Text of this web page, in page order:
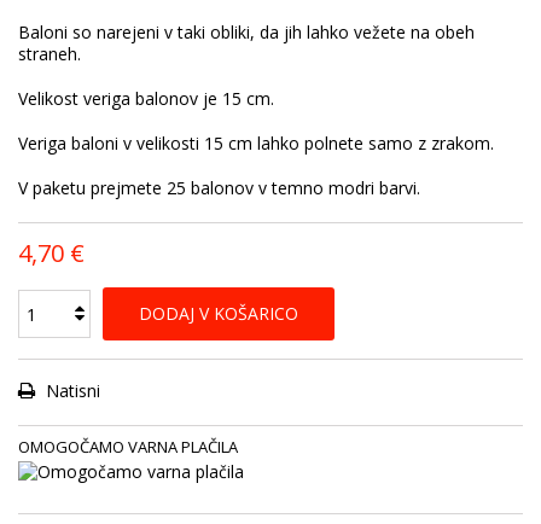
Baloni so narejeni v taki obliki, da jih lahko vežete na obeh
straneh.
Velikost veriga balonov je 15 cm.
Veriga baloni v velikosti 15 cm lahko polnete samo z zrakom.
V paketu prejmete 25 balonov v temno modri barvi.
4,70 €
DODAJ V KOŠARICO
Natisni
OMOGOČAMO VARNA PLAČILA